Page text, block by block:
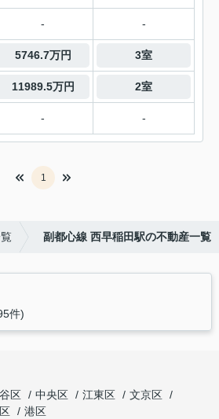
- -
5746.7万円 3室
11989.5万円 2室
- -
1
副都心線 西早稲田駅の不動産一覧
件)
区 中央区 江東区
文京区
港区